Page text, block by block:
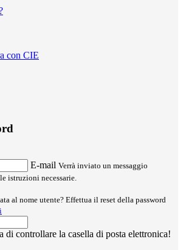
con CIE
E-mail Verrà inviato un messaggio
istruzioni necessarie.
al nome utente? Effettua il reset della password
di controllare la casella di posta elettronica!